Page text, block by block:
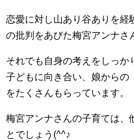
恋愛に対し山あり谷ありを経
の批判をあびた梅宮アンナさ
それでも自身の考えをしっか
子どもに向き合い、娘からの
をたくさんもらっています。
梅宮アンナさんの子育ては、
とでしょう(^^♪